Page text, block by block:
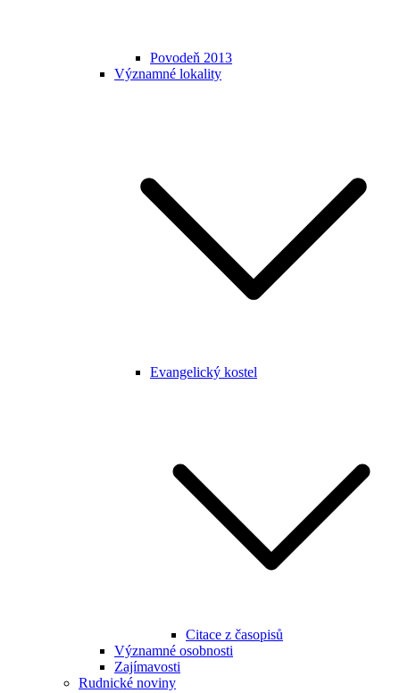
Povodeň 2013
Významné lokality
Evangelický kostel
Citace z časopisů
Významné osobnosti
Zajímavosti
Rudnické noviny